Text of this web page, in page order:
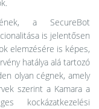
a SecureBot
is jelentősen
elemzésére is képes,
hatálya alá tartozó
olyan cégnek, amely
szerint a Kamara a
kockázatkezelési